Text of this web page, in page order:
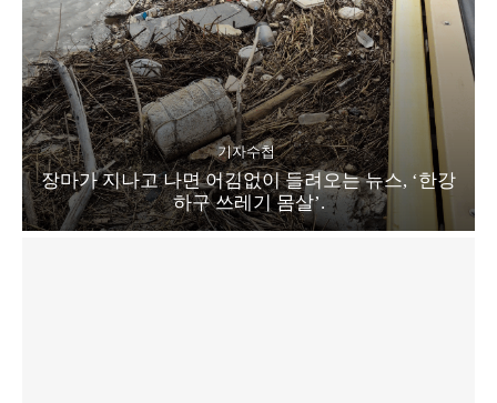
기자수첩
장마가 지나고 나면 어김없이 들려오는 뉴스, ‘한강
하구 쓰레기 몸살’.